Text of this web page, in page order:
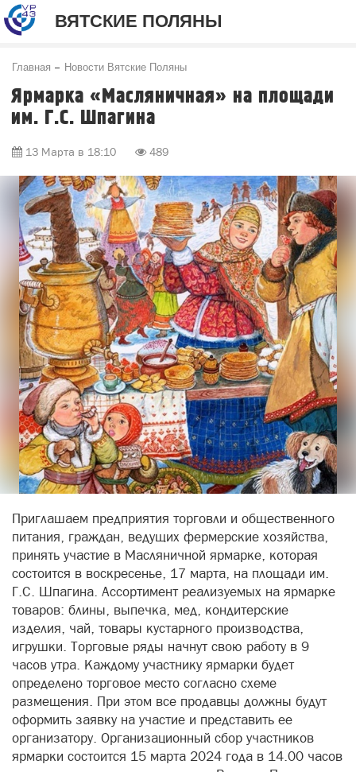
ВЯТСКИЕ ПОЛЯНЫ
Главная Новости Вятские Поляны
Ярмарка «Масляничная» на площади
им. Г.С. Шпагина
13 Марта в 18:10 489
Приглашаем предприятия торговли и общественного
питания, граждан, ведущих фермерские хозяйства,
принять участие в Масляничной ярмарке, которая
состоится в воскресенье, 17 марта, на площади им.
Г.С. Шпагина. Ассортимент реализуемых на ярмарке
товаров: блины, выпечка, мед, кондитерские
изделия, чай, товары кустарного производства,
игрушки. Торговые ряды начнут свою работу в 9
часов утра. Каждому участнику ярмарки будет
определено торговое место согласно схеме
размещения. При этом все продавцы должны будут
оформить заявку на участие и представить ее
организатору. Организационный сбор участников
ярмарки состоится 15 марта 2024 года в 14.00 часов